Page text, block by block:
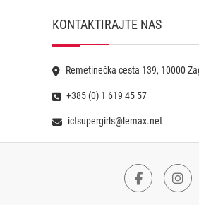
KONTAKTIRAJTE NAS
Remetinečka cesta 139, 10000
+385 (0) 1 619 45 57
ictsupergirls@lemax.net